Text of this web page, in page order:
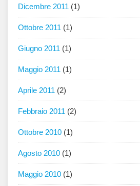
Dicembre 2011 (1)
Ottobre 2011 (1)
Giugno 2011 (1)
Maggio 2011 (1)
Aprile 2011 (2)
Febbraio 2011 (2)
Ottobre 2010 (1)
Agosto 2010 (1)
Maggio 2010 (1)